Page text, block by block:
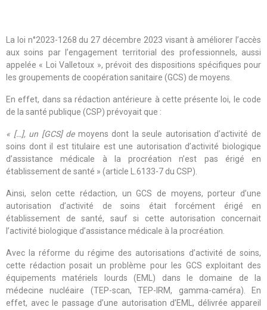
La loi n°2023-1268 du 27 décembre 2023 visant à améliorer l’accès
aux soins par l’engagement territorial des professionnels, aussi
appelée « Loi Valletoux », prévoit des dispositions spécifiques pour
les groupements de coopération sanitaire (GCS) de moyens.
En effet, dans sa rédaction antérieure à cette présente loi, le code
de la santé publique (CSP) prévoyait que :
« […], un [GCS] de moyens dont la seule autorisation d’activité de
soins dont il est titulaire est une autorisation d’activité biologique
d’assistance médicale à la procréation n’est pas érigé en
établissement de santé » (article L.6133-7 du CSP).
Ainsi, selon cette rédaction, un GCS de moyens, porteur d’une
autorisation d’activité de soins était forcément érigé en
établissement de santé, sauf si cette autorisation concernait
l’activité biologique d’assistance médicale à la procréation.
Avec la réforme du régime des autorisations d’activité de soins,
cette rédaction posait un problème pour les GCS exploitant des
équipements matériels lourds (EML) dans le domaine de la
médecine nucléaire (TEP-scan, TEP-IRM, gamma-caméra). En
effet, avec le passage d’une autorisation d’EML, délivrée appareil